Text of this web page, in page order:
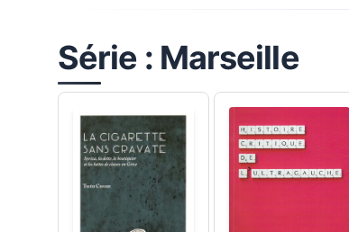
Série : Marseille